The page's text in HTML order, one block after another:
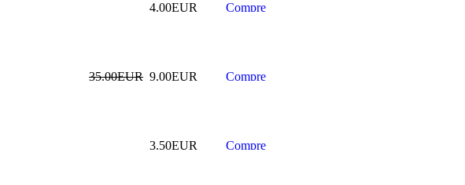
4.00EUR
35.00EUR 9.00EUR
3.50EUR